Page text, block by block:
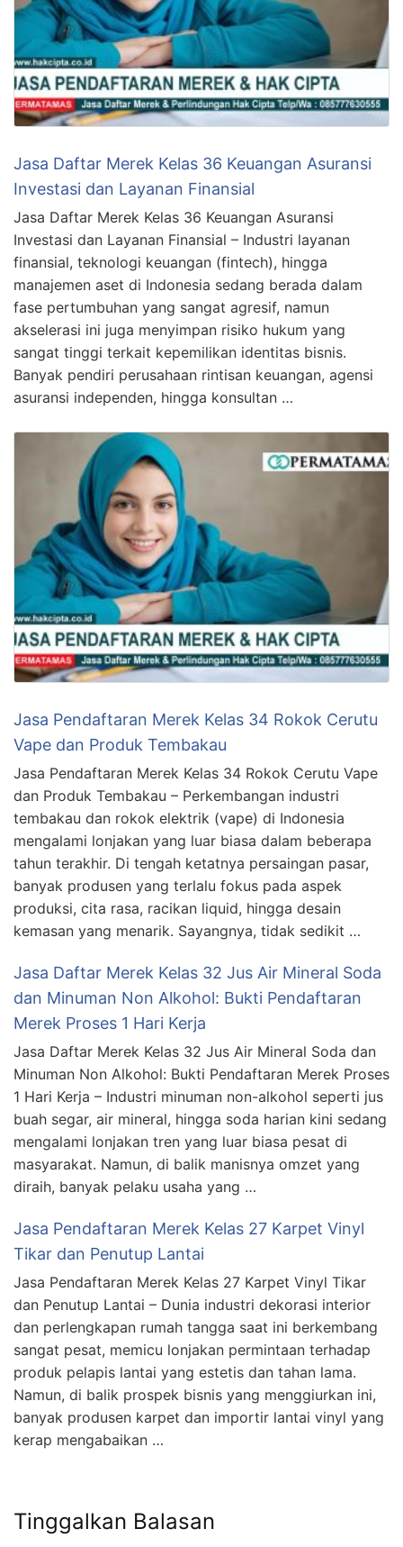
Jasa Daftar Merek Kelas 36 Keuangan Asuransi
Investasi dan Layanan Finansial
Jasa Daftar Merek Kelas 36 Keuangan Asuransi
Investasi dan Layanan Finansial – Industri layanan
finansial, teknologi keuangan (fintech), hingga
manajemen aset di Indonesia sedang berada dalam
fase pertumbuhan yang sangat agresif, namun
akselerasi ini juga menyimpan risiko hukum yang
sangat tinggi terkait kepemilikan identitas bisnis.
Banyak pendiri perusahaan rintisan keuangan, agensi
asuransi independen, hingga konsultan …
Jasa Pendaftaran Merek Kelas 34 Rokok Cerutu
Vape dan Produk Tembakau
Jasa Pendaftaran Merek Kelas 34 Rokok Cerutu Vape
dan Produk Tembakau – Perkembangan industri
tembakau dan rokok elektrik (vape) di Indonesia
mengalami lonjakan yang luar biasa dalam beberapa
tahun terakhir. Di tengah ketatnya persaingan pasar,
banyak produsen yang terlalu fokus pada aspek
produksi, cita rasa, racikan liquid, hingga desain
kemasan yang menarik. Sayangnya, tidak sedikit …
Jasa Daftar Merek Kelas 32 Jus Air Mineral Soda
dan Minuman Non Alkohol: Bukti Pendaftaran
Merek Proses 1 Hari Kerja
Jasa Daftar Merek Kelas 32 Jus Air Mineral Soda dan
Minuman Non Alkohol: Bukti Pendaftaran Merek Proses
1 Hari Kerja – Industri minuman non-alkohol seperti jus
buah segar, air mineral, hingga soda harian kini sedang
mengalami lonjakan tren yang luar biasa pesat di
masyarakat. Namun, di balik manisnya omzet yang
diraih, banyak pelaku usaha yang …
Jasa Pendaftaran Merek Kelas 27 Karpet Vinyl
Tikar dan Penutup Lantai
Jasa Pendaftaran Merek Kelas 27 Karpet Vinyl Tikar
dan Penutup Lantai – Dunia industri dekorasi interior
dan perlengkapan rumah tangga saat ini berkembang
sangat pesat, memicu lonjakan permintaan terhadap
produk pelapis lantai yang estetis dan tahan lama.
Namun, di balik prospek bisnis yang menggiurkan ini,
banyak produsen karpet dan importir lantai vinyl yang
kerap mengabaikan …
Tinggalkan Balasan